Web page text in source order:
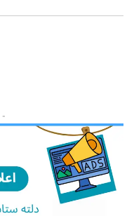
- Advertisment -